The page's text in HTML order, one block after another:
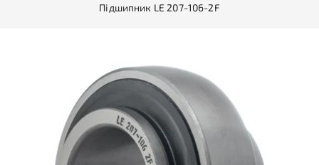
Підшипник LE 207-106-2F